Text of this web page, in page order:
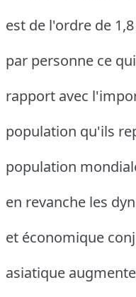
est de l'ordre de
par personne ce
rapport avec
population qu'ils
population
en revanche les
et économique
asiatique